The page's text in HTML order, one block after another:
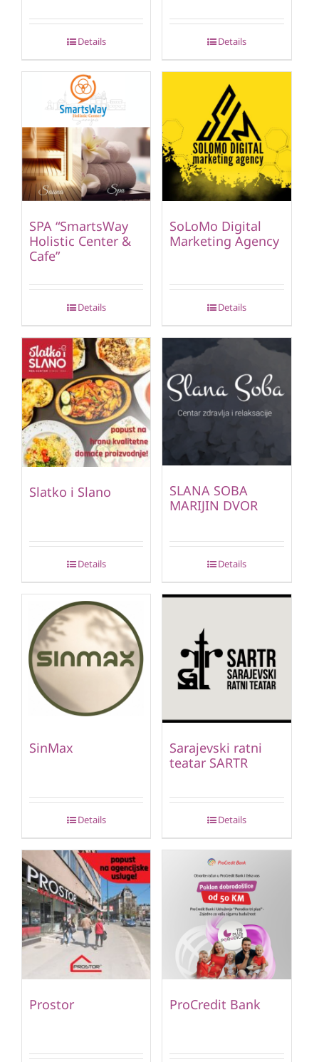
Details Details
SPA “SmartsWay
Holistic Center &
Cafe”
Details
SoLoMo Digital
Marketing Agency
Details
Slatko i Slano
Details
SLANA SOBA
MARIJIN DVOR
Details
SinMax
Details
Sarajevski ratni
teatar SARTR
Details
Prostor ProCredit Bank